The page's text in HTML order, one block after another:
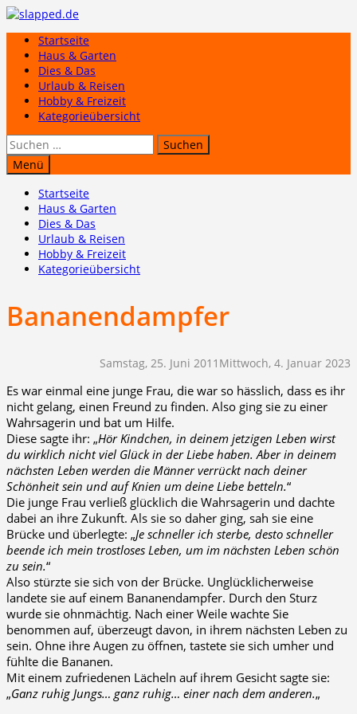
Zum
springenStartseite
Haus & Garten
Dies & Das
Urlaub & Reisen
Hobby & Freizeit
Kategorieübersicht
Suchen
nach:
Menü
Startseite
Haus & Garten
Dies & Das
Urlaub & Reisen
Hobby & Freizeit
Kategorieübersicht
Bananendampfer
Samstag, 25. Juni 2011 Mittwoch, 4. Januar 2023
Es war einmal eine junge Frau, die war so hässlich, dass es ihr
nicht gelang, einen Freund zu finden. Also ging sie zu einer
Wahrsagerin und bat um Hilfe.
Diese sagte ihr: „Hör Kindchen, in deinem jetzigen Leben wirst
du wirklich nicht viel Glück in der Liebe haben. Aber in deinem
nächsten Leben werden die Männer verrückt nach deiner
Schönheit sein und auf Knien um deine Liebe betteln.“
Die junge Frau verließ glücklich die Wahrsagerin und dachte
dabei an ihre Zukunft. Als sie so daher ging, sah sie eine
Brücke und überlegte: „Je schneller ich sterbe, desto schneller
beende ich mein trostloses Leben, um im nächsten Leben schön
zu sein.“
Also stürzte sie sich von der Brücke. Unglücklicherweise
landete sie auf einem Bananendampfer. Durch den Sturz
wurde sie ohnmächtig. Nach einer Weile wachte Sie
benommen auf, überzeugt davon, in ihrem nächsten Leben zu
sein. Ohne ihre Augen zu öffnen, tastete sie sich umher und
fühlte die Bananen.
Mit einem zufriedenen Lächeln auf ihrem Gesicht sagte sie:
„Ganz ruhig Jungs… ganz ruhig… einer nach dem anderen.„